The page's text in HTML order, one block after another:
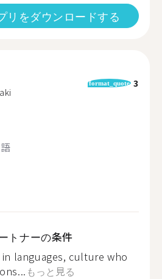
リをダウンロードする
format_quote 3
トナーの条件
languages, culture who
もっと見る